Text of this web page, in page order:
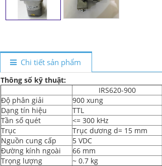
Chi tiết sản phẩm
Thông số kỹ thuật:
IRS620-900
Độ phân giải
900 xung
Dạng tín hiệu
TTL
Tần số quét
<= 300 kHz
Trục
Trục dương d= 15 mm
Nguồn cung cấp
5 VDC
Đường kính ngoài
66 mm
Trọng lượng
~ 0.7 kg